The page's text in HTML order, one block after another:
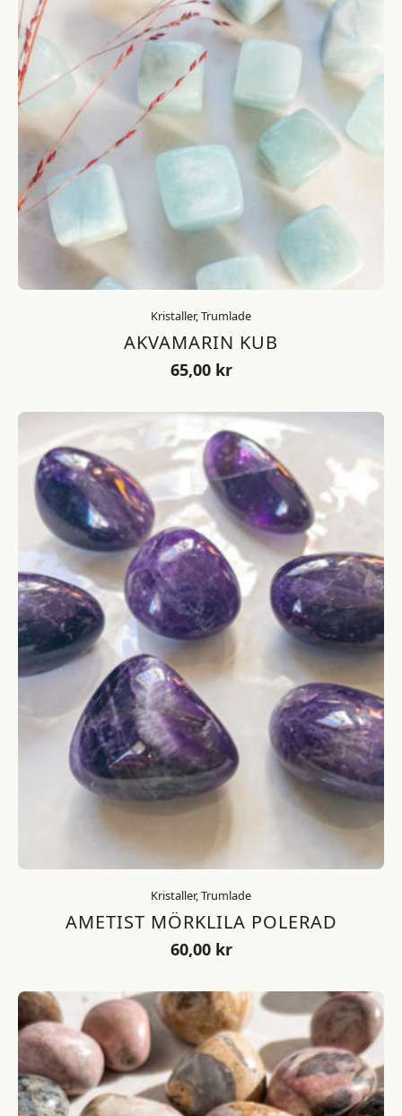
Kristaller, Trumlade
AKVAMARIN KUB
65,00 kr
Kristaller, Trumlade
AMETIST MÖRKLILA POLERAD
60,00 kr